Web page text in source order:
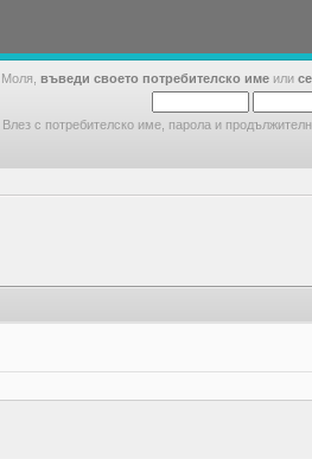
. Моля, въведи своето потребителско име или
Влез с потребителско име, парола и